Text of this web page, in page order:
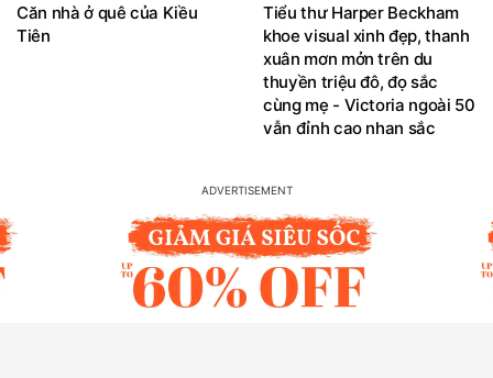
Căn nhà ở quê của Kiều
Tiên
Tiểu thư Harper Beckham
khoe visual xinh đẹp, thanh
xuân mơn mởn trên du
thuyền triệu đô, đọ sắc
cùng mẹ - Victoria ngoài 50
vẫn đỉnh cao nhan sắc